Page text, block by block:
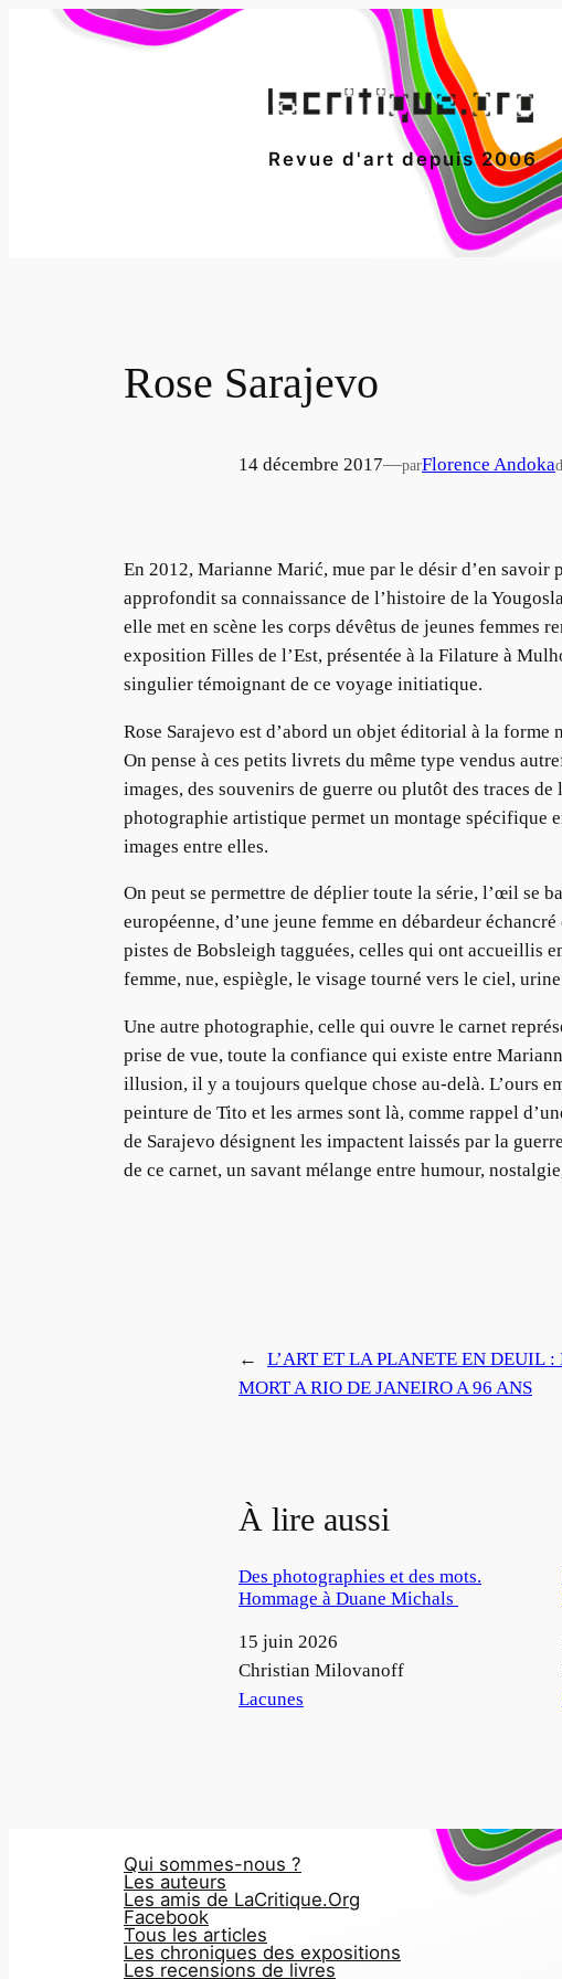
Revue d'art depuis 2006
Rose Sarajevo
14 décembre 2017—parFlorence Andoka
En 2012, Marianne Marić, mue par le désir d’en
approfondit sa connaissance de l’histoire de la
elle met en scène les corps dévêtus de jeunes femmes
exposition Filles de l’Est, présentée à la Filature à
singulier témoignant de ce voyage initiatique.
Rose Sarajevo est d’abord un objet éditorial à la
On pense à ces petits livrets du même type vendus
images, des souvenirs de guerre ou plutôt des traces
photographie artistique permet un montage spécifique
images entre elles.
On peut se permettre de déplier toute la série, l’œil se
européenne, d’une jeune femme en débardeur
pistes de Bobsleigh tagguées, celles qui ont accueillis
femme, nue, espiègle, le visage tourné vers le ciel,
Une autre photographie, celle qui ouvre le carnet
prise de vue, toute la confiance qui existe entre
illusion, il y a toujours quelque chose au-delà. L’ours
peinture de Tito et les armes sont là, comme rappel
de Sarajevo désignent les impactent laissés par la
de ce carnet, un savant mélange entre humour,
←
L’ART ET LA PLANETE EN DEUIL
MORT A RIO DE JANEIRO A 96 ANS
À lire aussi
Des photographies et des mots.
Hommage à Duane Michals
Date
15 juin 2026
Auteur
Christian Milovanoff
Par rapport à
Lacunes
Qui sommes-nous ?
Les auteurs
Les amis de LaCritique.Org
Facebook
Tous les articles
Les chroniques des expositions
Les recensions de livres